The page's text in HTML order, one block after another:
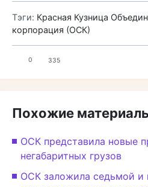
Тэги: Красная Кузница
корпорация (ОСК)
0 335
Похожие
ОСК представила новые
негабаритных грузов
ОСК заложила седьмой и